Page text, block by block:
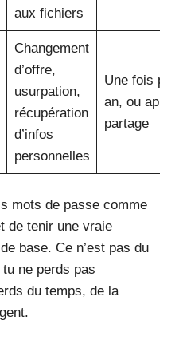
aux fichiers
Changement
d’offre,
usurpation,
récupération
d’infos
personnelles
Une fois par
an, ou après
partage
mots de passe comme
de tenir une vraie
base. Ce n’est pas du
ne perds pas
du temps, de la